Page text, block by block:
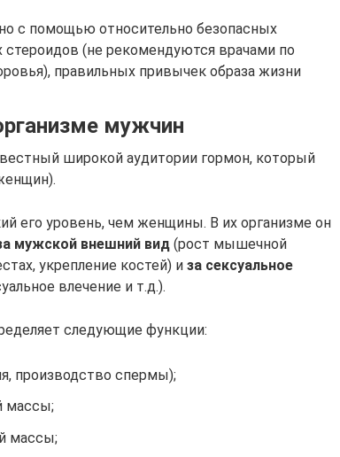
с помощью относительно безопасных
стероидов (не рекомендуются врачами по
правильных привычек образа жизни
мужчин
широкой аудитории гормон, который
его уровень, чем женщины. В их организме он
мужской внешний вид (рост мышечной
укрепление костей) и за сексуальное
влечение и т.д.).
следующие функции:
производство спермы);
массы;
массы;